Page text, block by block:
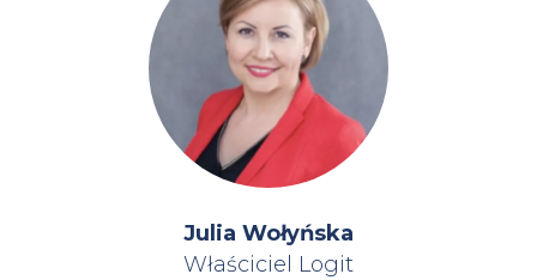
Julia Wołyńska
Właściciel Logit